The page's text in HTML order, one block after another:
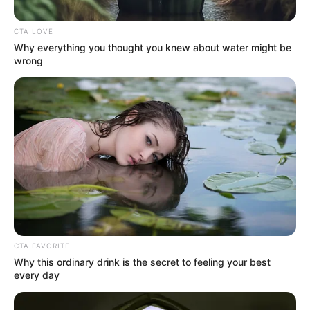
Captura de video
Policía salva la de vida de bebé
Por: Yurby Calderón
Noviembre 15, 2019
CTA LOVE
Why everything you thought you knew about water might be
wrong
CTA FAVORITE
Why this ordinary drink is the secret to feeling your best
every day